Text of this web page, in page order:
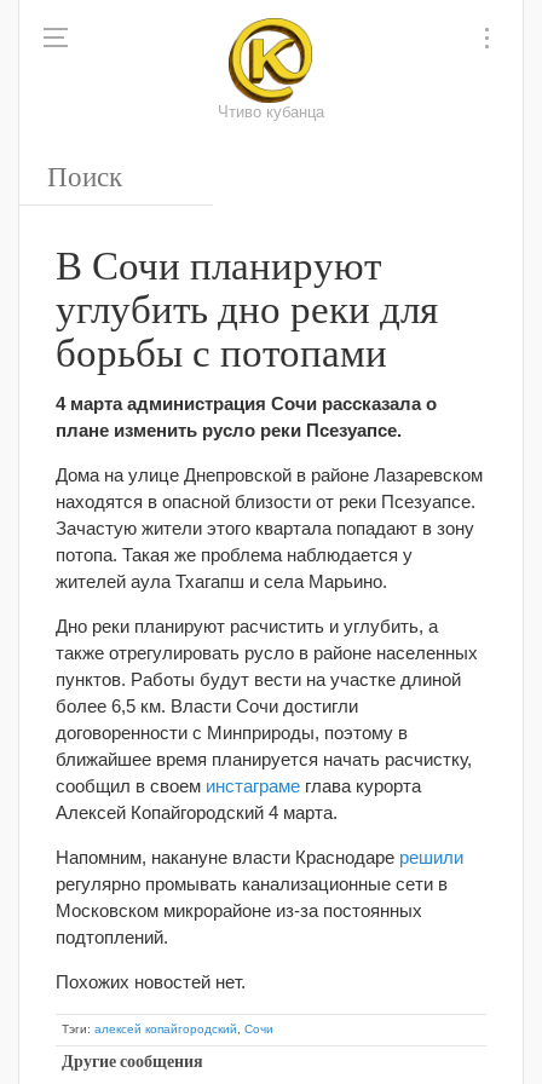
Чтиво кубанца
В Сочи планируют
углубить дно реки для
борьбы с потопами
4 марта администрация Сочи рассказала о
плане изменить русло реки Псезуапсе.
Дома на улице Днепровской в районе Лазаревском
находятся в опасной близости от реки Псезуапсе.
Зачастую жители этого квартала попадают в зону
потопа. Такая же проблема наблюдается у
жителей аула Тхагапш и села Марьино.
Дно реки планируют расчистить и углубить, а
также отрегулировать русло в районе населенных
пунктов. Работы будут вести на участке длиной
более 6,5 км. Власти Сочи достигли
договоренности с Минприроды, поэтому в
ближайшее время планируется начать расчистку,
сообщил в своем инстаграме глава курорта
Алексей Копайгородский 4 марта.
Напомним, накануне власти Краснодаре решили
регулярно промывать канализационные сети в
Московском микрорайоне из-за постоянных
подтоплений.
Похожих новостей нет.
Тэги: алексей копайгородский Сочи
Другие сообщения